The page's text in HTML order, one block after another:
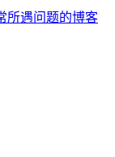
所遇问题的博客